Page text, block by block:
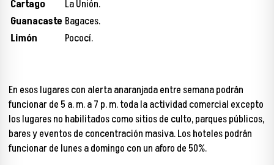
Cartago
La Unión.
Guanacaste Bagaces.
Limón
Pococí.
En esos lugares con alerta anaranjada entre semana podrán
funcionar de 5 a. m. a 7 p. m. toda la actividad comercial excepto
los lugares no habilitados como sitios de culto, parques públicos,
bares y eventos de concentración masiva. Los hoteles podrán
funcionar de lunes a domingo con un aforo de 50%.